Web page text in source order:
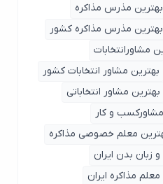
مذرس مذاکره
مذرس مذاکره کشور
مشاور انتخابات کشور
مشاور انتخاباتی
و کار
معلم خصوصی مذاکره
بدن ایران
ایران